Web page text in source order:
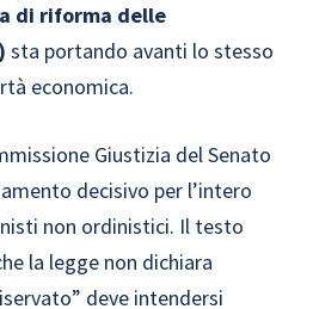
di riforma delle
sta portando avanti lo stesso
economica.
Giustizia del Senato
decisivo per l’intero
non ordinistici. Il testo
la legge non dichiara
deve intendersi